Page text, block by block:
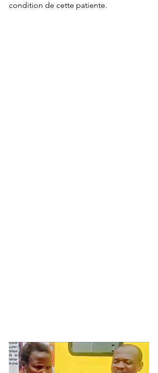
condition de cette patiente.